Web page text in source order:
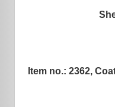
Item no.: 2362,